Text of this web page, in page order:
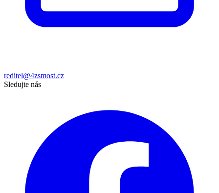
reditel@4zsmost.cz
Sledujte nás